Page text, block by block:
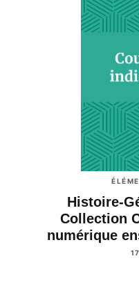
Histoire-
Collection
numérique